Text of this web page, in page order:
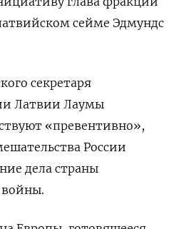
сейме Эдмундс
секретаря
Латвии Лаумы
«превентивно»,
России
дела страны
войны.